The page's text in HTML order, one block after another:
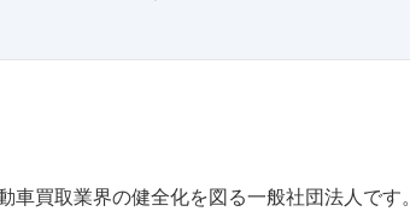
買取業界の健全化を図る一般社団法人です。